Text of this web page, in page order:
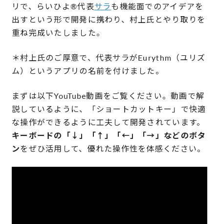
リで、 らいひよ®︎代表サラも機能面でのアイデアを
出すという形で開発に携わり、村上氏とやり取りを
重ね完成いたしました。
＊村上氏のご厚意で、代表サラがEurythm（ユリズ
ム）というアプリの名前を付けました。
まずは以下YouTube動画をご覧ください。動画で解
説しているように、
「ショートカットキー」で快適
な操作ができるように工夫して開発されています。
キーボードの「↓」「↑」「←」「→」 などのボタ
ンをぜひ活用して、優れた操作性を体感ください。